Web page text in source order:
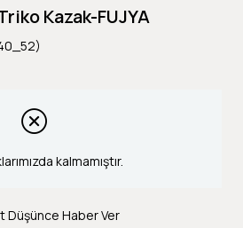
Kazak-FUJYA
kalmamıştır.
Düşünce Haber Ver